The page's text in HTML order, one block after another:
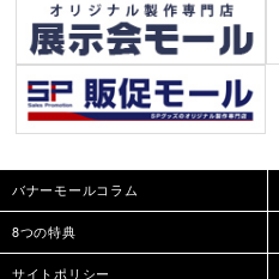
バナーモールコラム
8つの特典
サイトポリシー